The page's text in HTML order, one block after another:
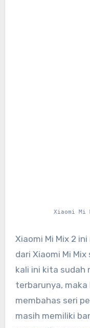
Xiaomi
Xiaomi Mi Mix 2
dari Xiaomi Mi
kali ini kita sudah
terbarunya,
membahas seri
masih memiliki